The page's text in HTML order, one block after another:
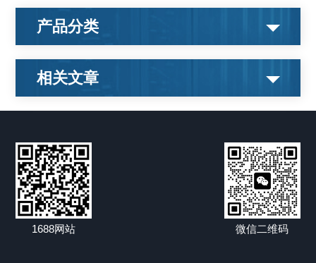
产品分类
相关文章
1688网站 微信二维码